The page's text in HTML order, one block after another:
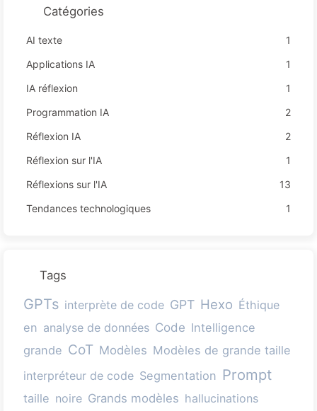
Catégories
AI texte
1
Applications IA
1
IA réflexion
1
Programmation IA
2
Réflexion IA
2
Réflexion sur l'IA
1
Réflexions sur l'IA
13
Tendances technologiques
1
Tags
GPTs interprète de code GPT Hexo Éthique
en analyse de données Code Intelligence
grande CoT Modèles Modèles de grande taille
interpréteur de code Segmentation Prompt
taille noire Grands modèles hallucinations